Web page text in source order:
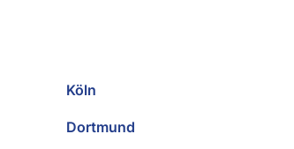
Köln
Dortmund